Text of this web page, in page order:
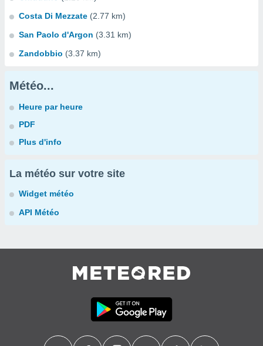
Costa Di Mezzate (2.77 km)
San Paolo d'Argon (3.31 km)
Zandobbio (3.37 km)
Météo...
Heure par heure
PDF
Plus d'info
La météo sur votre site
Widget météo
API Météo